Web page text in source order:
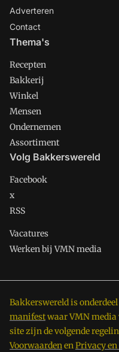
Adverteren
Contact
Thema's
Recepten
Bakkerij
Winkel
Mensen
Ondernemen
Assortiment
Volg Bakkerswereld
Facebook
x
RSS
Vacatures
Werken bij VMN media
Bakkerswereld is
manifestwaar VMN media
site zijn de volgende
VoorwaardenenPrivacy en